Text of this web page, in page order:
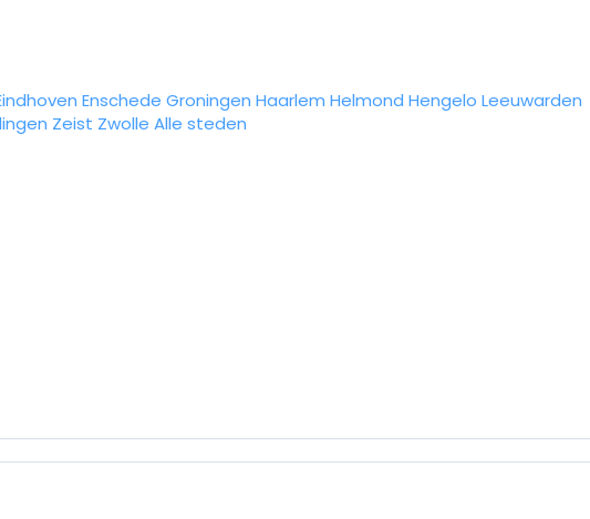
Enschede Groningen Haarlem Helmond Hengelo Leeuwarden
Zeist Zwolle Alle steden